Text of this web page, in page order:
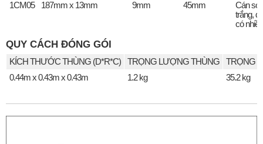
1CM05
187mm x 13mm 9mm 45mm
Cán
trắng,
có
QUY CÁCH ĐÓNG GÓI
KÍCH THƯỚC THÙNG (D*R*C) TRỌNG LƯỢNG THÙNG
TRỌNG
0.44m x 0.43m x 0.43m
1.2 kg 35.2 kg